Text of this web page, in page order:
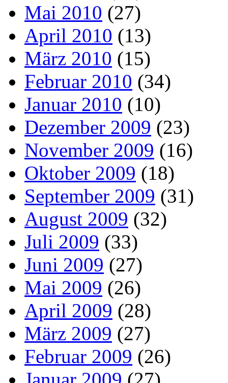
Mai 2010 (27)
April 2010 (13)
März 2010 (15)
Februar 2010 (34)
Januar 2010 (10)
Dezember 2009 (23)
November 2009 (16)
Oktober 2009 (18)
September 2009 (31)
August 2009 (32)
Juli 2009 (33)
Juni 2009 (27)
Mai 2009 (26)
April 2009 (28)
März 2009 (27)
Februar 2009 (26)